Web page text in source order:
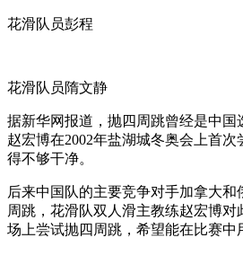
花滑队员彭程
花滑队员隋文静
据新华网报道，抛四周跳曾经是中国
赵宏博在2002年盐湖城冬奥会上首
得不够干净。
后来中国队的主要竞争对手加拿大和
周跳，花滑队双人滑主教练赵宏博对
场上尝试抛四周跳，希望能在比赛中